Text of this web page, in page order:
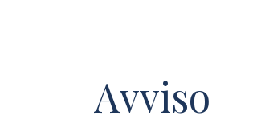
Avviso